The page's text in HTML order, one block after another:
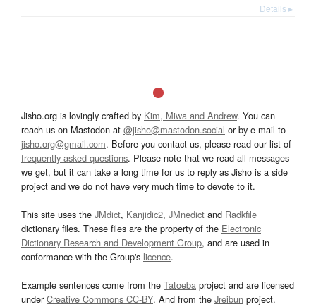
Details ▸
Jisho.org is lovingly crafted by Kim, Miwa and Andrew. You can
reach us on Mastodon at @jisho@mastodon.social or by e-mail to
jisho.org@gmail.com. Before you contact us, please read our list of
frequently asked questions. Please note that we read all messages
we get, but it can take a long time for us to reply as Jisho is a side
project and we do not have very much time to devote to it.
This site uses the JMdict, Kanjidic2, JMnedict and Radkfile
dictionary files. These files are the property of the Electronic
Dictionary Research and Development Group, and are used in
conformance with the Group's licence.
Example sentences come from the Tatoeba project and are licensed
underCreative Commons CC-BY. And from the Jreibun project.